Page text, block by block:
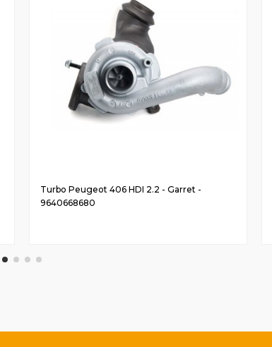
Turbo Peugeot 406 HDI 2.2 - Garret -
9640668680